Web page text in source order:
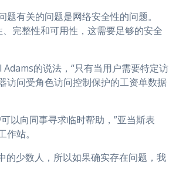
有关的问题是网络安全性的问题。
完整性和可用性，这需要足够的安全
的说法，“只有当用户需要特定访
访问受角色访问控制保护的工资单数据
以向同事寻求临时帮助，”亚当斯表
站。
的少数人，所以如果确实存在问题，我